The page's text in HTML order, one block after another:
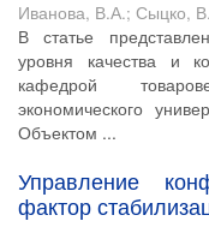
Иванова, В.А.; Сыцко,
В статье
уровня качества и
кафедрой
экономического
Объектом ...
Управление
фактор